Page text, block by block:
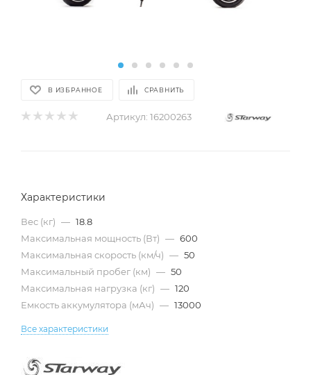
В ИЗБРАННОЕ СРАВНИТЬ
Артикул: 16200263
Характеристики
Вес (кг) — 18.8
Максимальная мощность (Вт) — 600
Максимальная скорость (км/ч) — 50
Максимальный пробег (км) — 50
Максимальная нагрузка (кг) — 120
Емкость аккумулятора (мАч) — 13000
Все характеристики